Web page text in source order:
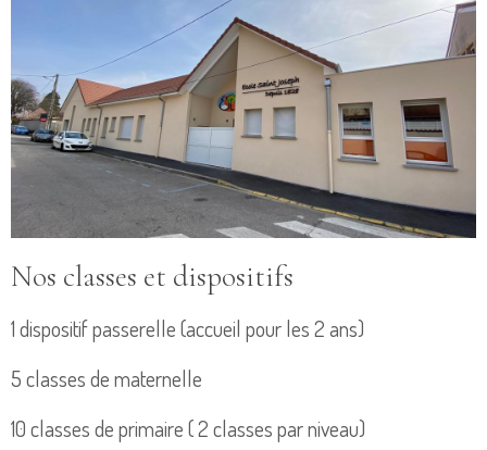
Nos classes et dispositifs
1 dispositif passerelle (accueil pour les 2 ans)
5 classes de maternelle
10 classes de primaire ( 2 classes par niveau)